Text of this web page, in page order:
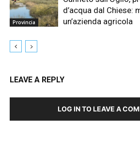
Provincia
d’acqua dal Chiese:
un’azienda agricola
LEAVE A REPLY
LOG IN TO LEAVE A